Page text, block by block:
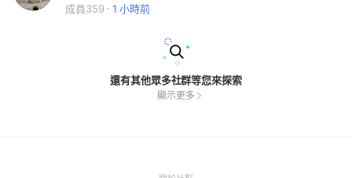
成員359
1 小時前
還有其他眾多社群等您來探索
顯示更多